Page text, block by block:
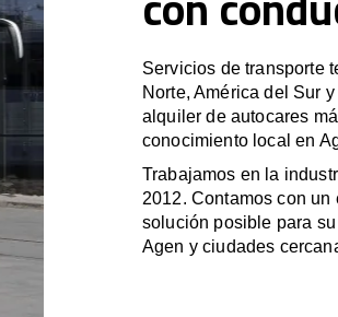
Servicios de transporte
Norte, América del Sur
alquiler de autocares
conocimiento local en
Trabajamos en la
2012. Contamos con
solución posible para
Agen y ciudades